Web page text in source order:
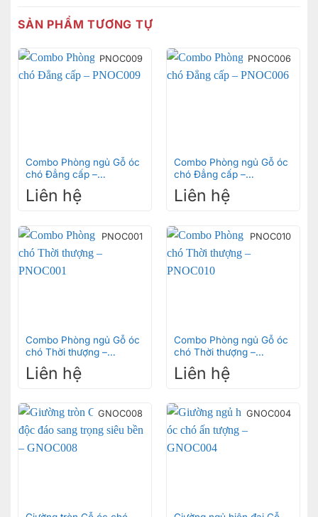
SẢN PHẨM TƯƠNG TỰ
PNOC009
Combo Phòng ngủ Gỗ óc
chó Đẳng cấp –
PNOC009
Liên hệ
PNOC006
Combo Phòng ngủ Gỗ óc
chó Đẳng cấp –
PNOC006
Liên hệ
PNOC001
Combo Phòng ngủ Gỗ óc
chó Thời thượng –
PNOC001
Liên hệ
PNOC010
Combo Phòng ngủ Gỗ óc
chó Thời thượng –
PNOC010
Liên hệ
GNOC008 GNOC004